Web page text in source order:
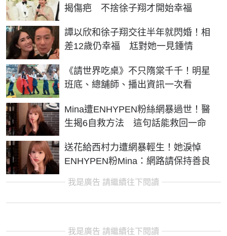
揭傷疤 不捨徐子翔才開始幸福
譚以欣和徐子翔交往半年就閃婚！相
差12歲仍幸福 尪對她一見鍾情
《請世界吃桌》不只隋棠千千！明星
班底、總舖師、播出資訊一次看
Mina遭ENHYPEN粉絲網暴過世！醫
生揭6自救方法 這句話能救回一命
送花給西村力遭網暴輕生！她淚悼
ENHYPEN粉Mina：網路請保持善良
我是廣告 請繼續往下閱讀
我是廣告 請繼續往下閱讀